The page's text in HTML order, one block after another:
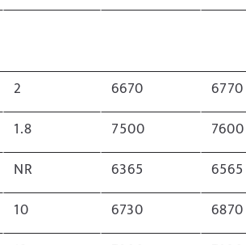
2 6670 6770
1.8 7500 7600
NR 6365 6565
10 6730 6870